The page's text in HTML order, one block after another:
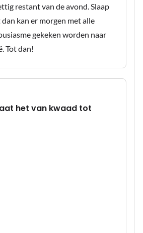
restant van de avond. Slaap
kan er morgen met alle
gekeken worden naar
Tot dan!
het van kwaad tot